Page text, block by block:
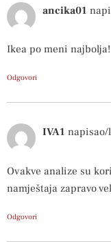
ancika01
Ikea po meni najbolja!
Odgovori
IVA1 napisao/
Ovakve analize su
namještaja zapravo
Odgovori